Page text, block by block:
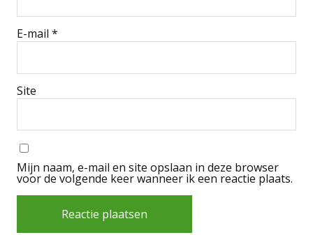
E-mail *
Site
Mijn naam, e-mail en site opslaan in deze browser
voor de volgende keer wanneer ik een reactie plaats.